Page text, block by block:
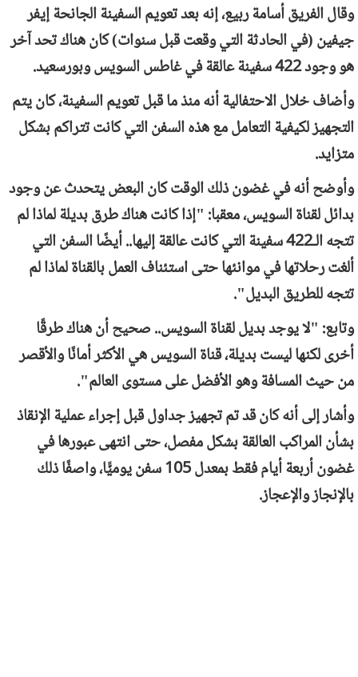
وقال الفريق أسامة ربيع، إنه بعد تعويم السفينة الجانحة إيفر
جيفين (في الحادثة التي وقعت قبل سنوات) كان هناك تحد آخر
هو وجود 422 سفينة عالقة في غاطس السويس وبورسعيد.
وأضاف خلال الاحتفالية أنه منذ ما قبل تعويم السفينة، كان يتم
التجهيز لكيفية التعامل مع هذه السفن التي كانت تتراكم بشكل
متزايد.
وأوضح أنه في غضون ذلك الوقت كان البعض يتحدث عن وجود
بدائل لقناة السويس، معقبا: "إذا كانت هناك طرق بديلة لماذا لم
تتجه الـ422 سفينة التي كانت عالقة إليها.. أيضًا السفن التي
ألغت رحلاتها في موانئها حتى استئناف العمل بالقناة لماذا لم
تتجه للطريق البديل".
وتابع: "لا يوجد بديل لقناة السويس.. صحيح أن هناك طرقًا
أخرى لكنها ليست بديلة، قناة السويس هي الأكثر أمانًا والأقصر
من حيث المسافة وهو الأفضل على مستوى العالم".
وأشار إلى أنه كان قد تم تجهيز جداول قبل إجراء عملية الإنقاذ
بشأن المراكب العالقة بشكل مفصل، حتى انتهى عبورها في
غضون أربعة أيام فقط بمعدل 105 سفن يوميًّا، واصفًا ذلك
بالإنجاز والإعجاز.